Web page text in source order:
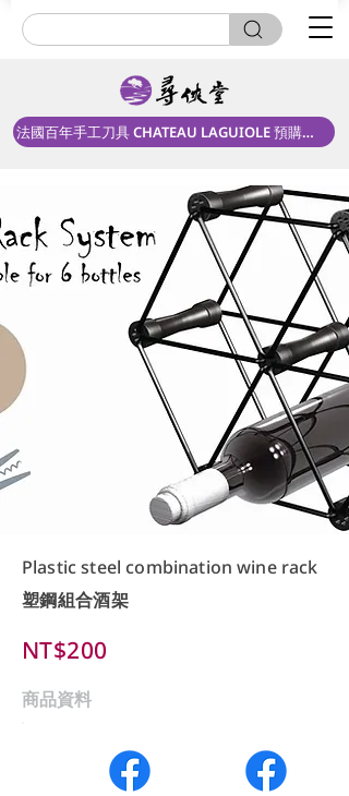
法國百年手工刀具 CHATEAU LAGUIOLE 預購中！
Plastic steel combination wine rack
塑鋼組合酒架
NT$200
商品資料